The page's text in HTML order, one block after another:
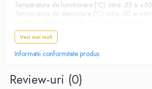
Temperatura de functionare (ºC): intre -25 si
Temperatura de depozitare (°C): intre -50 si +40;
Vezi mai mult
Informatii conformitate produs
Review-uri (0)